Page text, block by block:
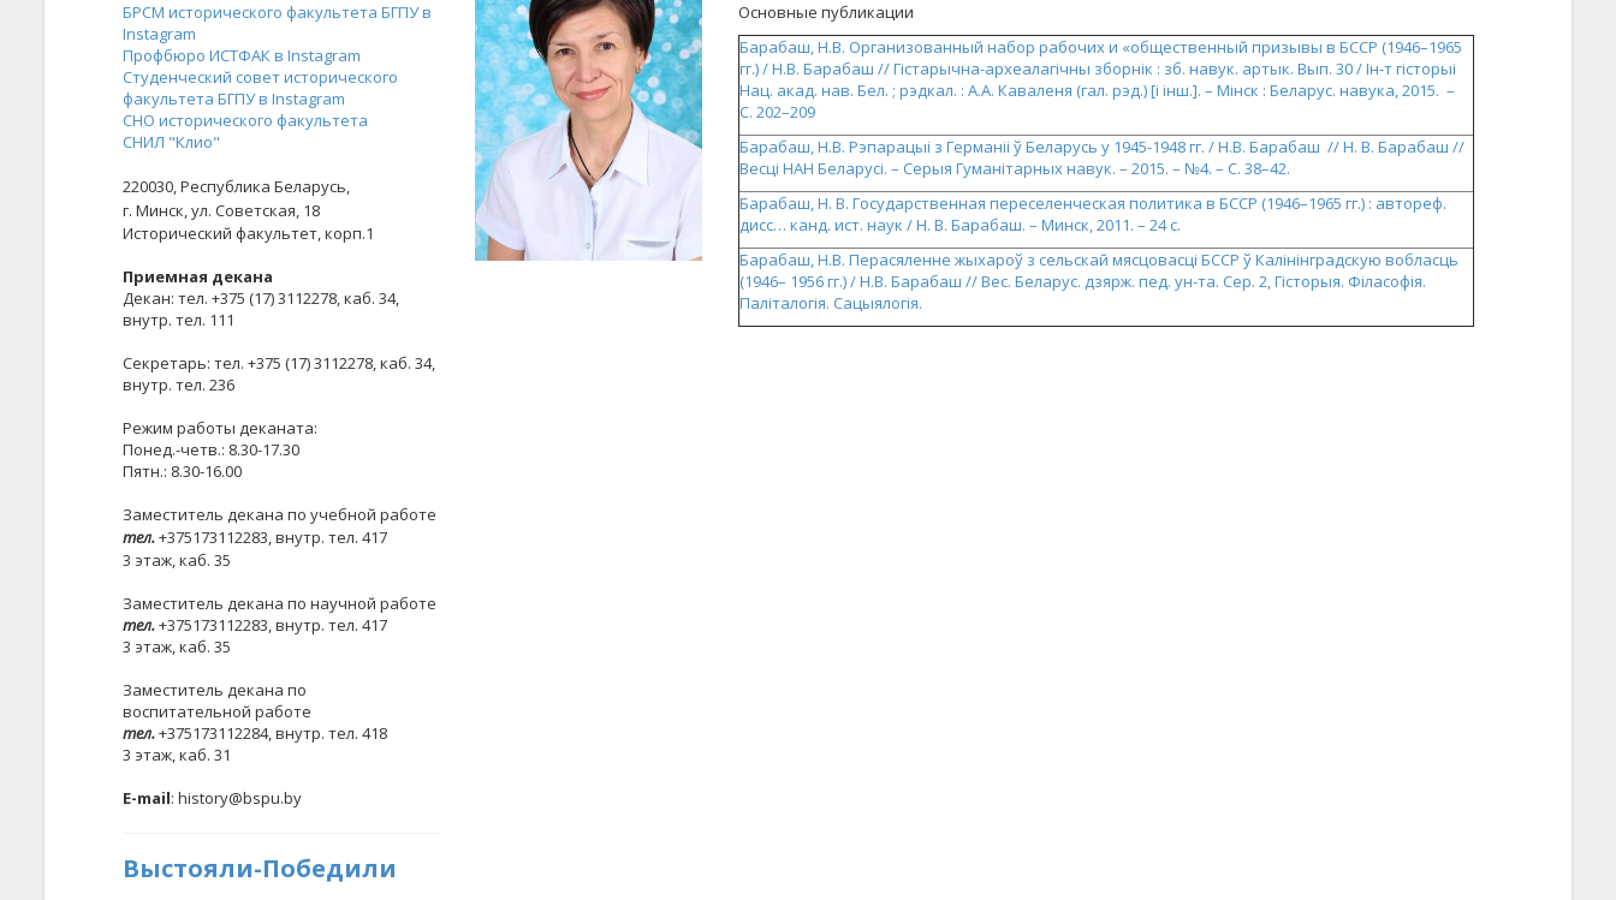
БРСМ исторического факультета БГПУ в
Instagram
Профбюро ИСТФАК в Instagram
Студенческий совет исторического
факультета БГПУ в Instagram
СНО исторического факультета
СНИЛ "Клио"
220030,Республика Беларусь,
г. Минск,ул. Советская, 18
Исторический факультет, корп.1
Приемная декана
Декан: тел. +375 (17) 3112278, каб. 34,
внутр. тел. 111
Секретарь: тел. +375 (17) 3112278, каб. 34,
внутр. тел. 236
Режим работы деканата:
Понед.-четв.: 8.30-17.30
Пятн.: 8.30-16.00
Заместитель декана по учебной работе
тел.+375173112283, внутр. тел. 417
3 этаж, каб. 35
Заместитель декана по научной работе
тел.+375173112283, внутр. тел. 417
3 этаж, каб. 35
Заместитель декана по
воспитательной работе
тел.+375173112284, внутр. тел. 418
3 этаж, каб. 31
E-mail: history@bspu.by
Выстояли-Победили
Основные публикации
Барабаш, Н.В. Организованный набор рабочих и «общественный призывы в БССР (1946–1965
гг.) / Н.В. Барабаш // Гістарычна-археалагічны зборнік : зб. навук. артык. Вып. 30 / Ін-т гісторыі
Нац. акад. нав. Бел. ; рэдкал. : А.А. Каваленя (гал. рэд.) [і інш.]. – Мінск : Беларус. навука, 2015. –
С. 202–209
Барабаш, Н.В. Рэпарацыі з Германіі ў Беларусь у 1945-1948 гг. / Н.В. Барабаш // Н. В. Барабаш //
Весці НАН Беларусі. – Серыя Гуманітарных навук. – 2015. – №4. – С. 38–42.
Барабаш, Н. В. Государственная переселенческая политика в БССР (1946–1965 гг.) : автореф.
дисс… канд. ист. наук / Н. В. Барабаш. – Минск, 2011. – 24 с.
Барабаш, Н.В. Перасяленне жыхароў з сельскай мясцовасці БССР ў Калінінградскую вобласць
(1946– 1956 гг.) / Н.В. Барабаш // Вес. Беларус. дзярж. пед. ун-та. Сер. 2, Гісторыя. Філасофія.
Паліталогія. Сацыялогія.